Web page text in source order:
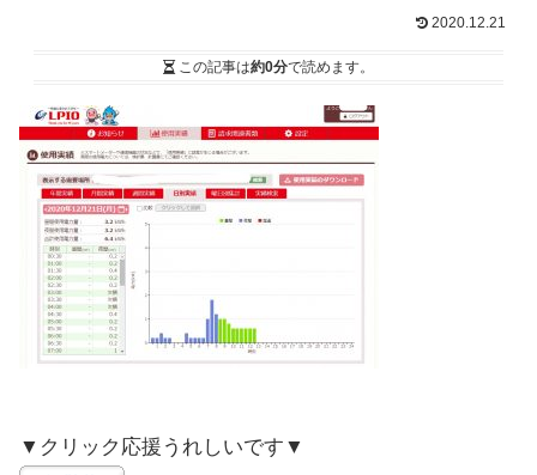
2020.12.21
この記事は約0分で読めます。
▼クリック応援うれしいです▼